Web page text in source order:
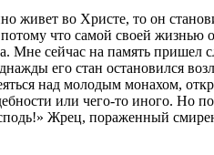
во Христе, то он
что самой своей жизнью
Мне сейчас на память
его стан остановился
над молодым монахом,
или чего-то иного. Но
Жрец, пораженный